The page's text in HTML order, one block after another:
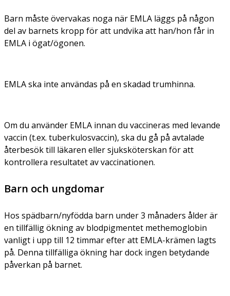
Barn måste övervakas noga när EMLA läggs på någon
del av barnets kropp för att undvika att han/hon får in
EMLA i ögat/ögonen.
EMLA ska inte användas på en skadad trumhinna.
Om du använder EMLA innan du vaccineras med levande
vaccin (t.ex. tuberkulosvaccin), ska du gå på avtalade
återbesök till läkaren eller sjuksköterskan för att
kontrollera resultatet av vaccinationen.
Barn och ungdomar
Hos spädbarn/nyfödda barn under 3 månaders ålder är
en tillfällig ökning av blodpigmentet methemoglobin
vanligt i upp till 12 timmar efter att EMLA-krämen lagts
på. Denna tillfälliga ökning har dock ingen betydande
påverkan på barnet.